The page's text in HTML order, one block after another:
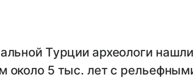
Турции археологи нашли
около 5 тыс. лет с